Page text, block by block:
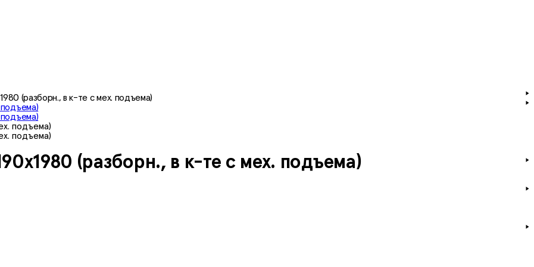
(разборн., в к-те с мех. подъема)
(разборн., в к-те с мех. подъема)